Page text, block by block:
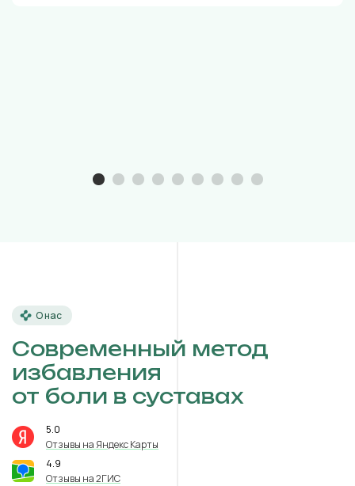
О нас
Современный метод
избавления
от боли в суставах
5.0
Отзывы на Яндекс Карты
4.9
Отзывы на 2ГИС